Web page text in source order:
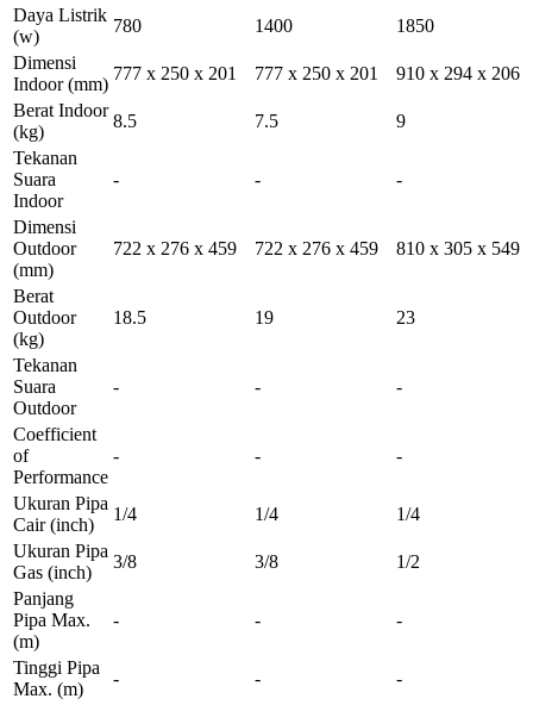
Daya Listrik
(w)
780 1400
1850
Dimensi
Indoor(mm)
777 x 250 x 201 777 x 250 x 201
910 x 294 x 206
Berat Indoor
(kg)
8.5 7.5
9
Tekanan
Suara
Indoor
- - -
Dimensi
Outdoor
(mm)
722 x 276 x 459 722 x 276 x 459 810 x 305 x 549
Berat
Outdoor
(kg)
18.5 19 23
Tekanan
Suara
Outdoor
- - -
Coefficient
of
Performance
- - -
Ukuran Pipa
Cair(inch)
1/4 1/4
1/4
Ukuran Pipa
Gas (inch)
3/8 3/8
1/2
Panjang
Pipa Max.
(m)
- - -
Tinggi Pipa
Max. (m)
- - -